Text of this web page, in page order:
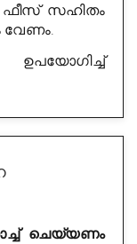
ഫീസ് സഹിതം
ചെയ്യണം